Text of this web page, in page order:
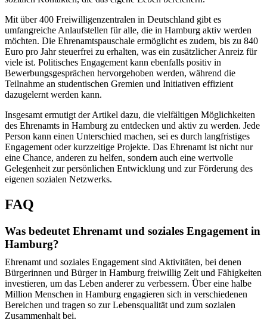
Mit über 400 Freiwilligenzentralen in Deutschland gibt es
umfangreiche Anlaufstellen für alle, die in Hamburg aktiv werden
möchten. Die Ehrenamtspauschale ermöglicht es zudem, bis zu 840
Euro pro Jahr steuerfrei zu erhalten, was ein zusätzlicher Anreiz für
viele ist. Politisches Engagement kann ebenfalls positiv in
Bewerbungsgesprächen hervorgehoben werden, während die
Teilnahme an studentischen Gremien und Initiativen effizient
dazugelernt werden kann.
Insgesamt ermutigt der Artikel dazu, die vielfältigen Möglichkeiten
des Ehrenamts in Hamburg zu entdecken und aktiv zu werden. Jede
Person kann einen Unterschied machen, sei es durch langfristiges
Engagement oder kurzzeitige Projekte. Das Ehrenamt ist nicht nur
eine Chance, anderen zu helfen, sondern auch eine wertvolle
Gelegenheit zur persönlichen Entwicklung und zur Förderung des
eigenen sozialen Netzwerks.
FAQ
Was bedeutet Ehrenamt und soziales Engagement in
Hamburg?
Ehrenamt und soziales Engagement sind Aktivitäten, bei denen
Bürgerinnen und Bürger in Hamburg freiwillig Zeit und Fähigkeiten
investieren, um das Leben anderer zu verbessern. Über eine halbe
Million Menschen in Hamburg engagieren sich in verschiedenen
Bereichen und tragen so zur Lebensqualität und zum sozialen
Zusammenhalt bei.